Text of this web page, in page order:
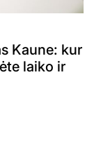
Kaune: kur
laiko ir